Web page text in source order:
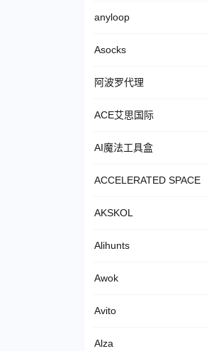
anyloop
Asocks
阿波罗代理
ACE艾思国际
AI魔法工具盒
ACCELERATED SPACE
AKSKOL
Alihunts
Awok
Avito
Alza